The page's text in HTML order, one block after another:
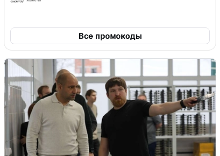
Все промокоды